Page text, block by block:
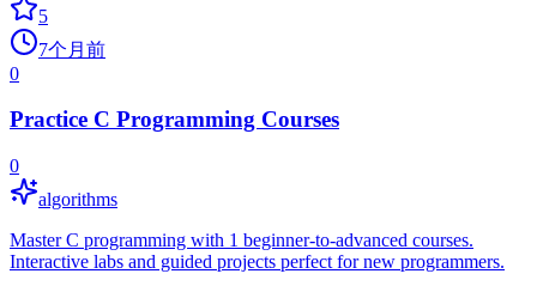
5
7个月前
0
Practice C Programming Courses
0
algorithms
Master C programming with 1 beginner-to-advanced courses.
Interactive labs and guided projects perfect for new programmers.